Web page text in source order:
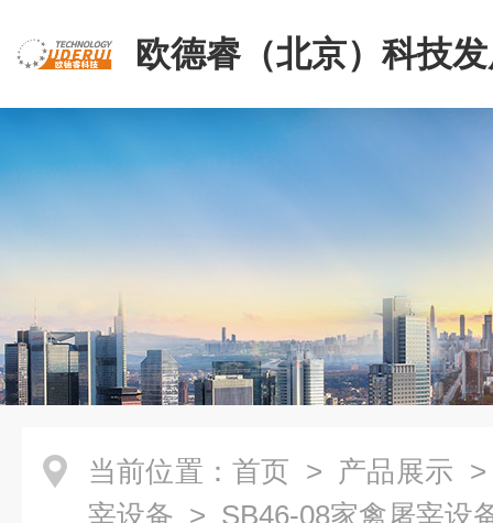
欧德睿（北京）科技
公司
当前位置： 首页 > 产品展示
宰设备 > SB46-08家禽屠宰设